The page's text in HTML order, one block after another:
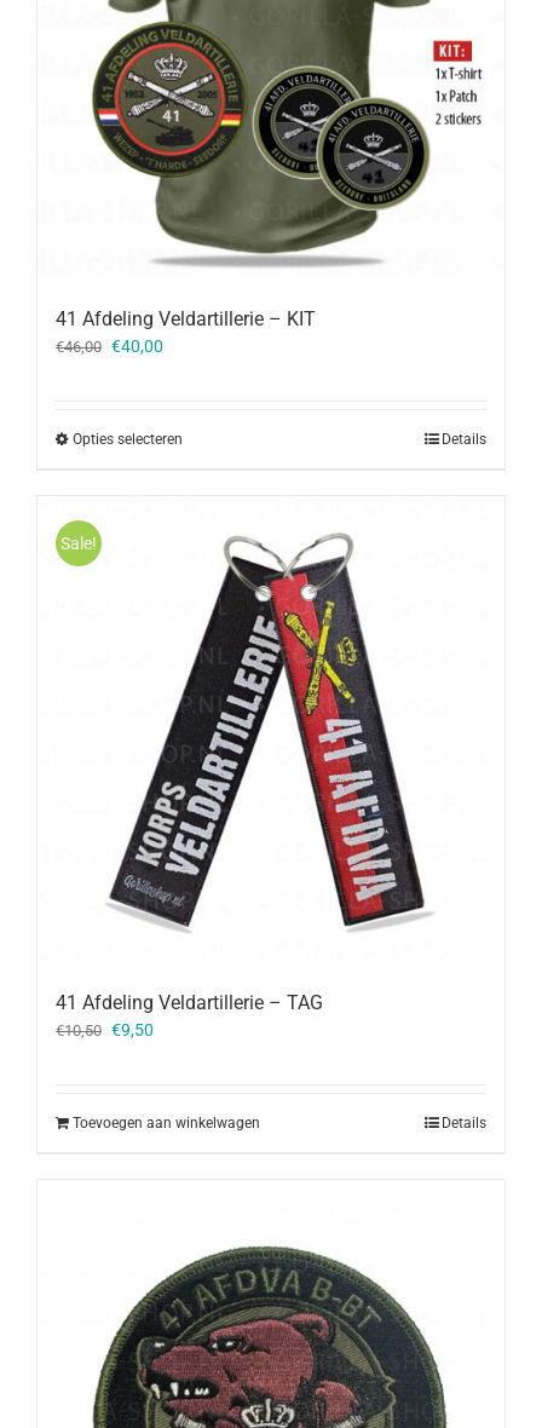
41 Afdeling Veldartillerie – KIT
€46,00 Oorspronkelijke
€40,00
Opties selecteren Details
Sale!
41 Afdeling Veldartillerie – TAG
€10,50 Oorspronkelijke
€9,50
Toevoegen aan winkelwagen Details